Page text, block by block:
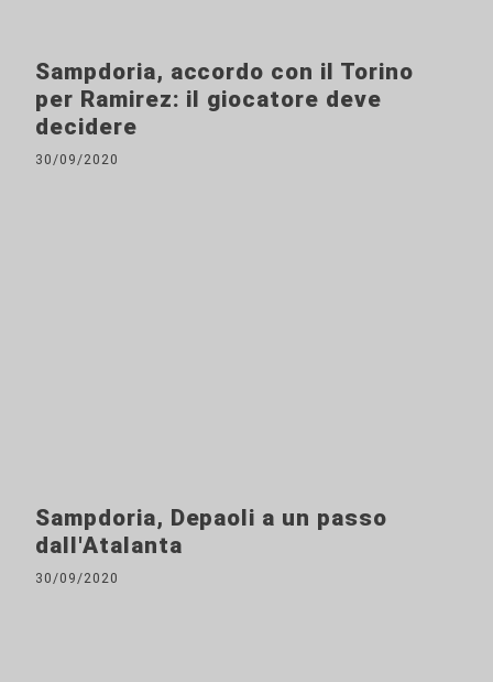
Sampdoria, accordo con il Torino
per Ramirez: il giocatore deve
decidere
30/09/2020
Sampdoria, Depaoli a un passo
dall'Atalanta
30/09/2020